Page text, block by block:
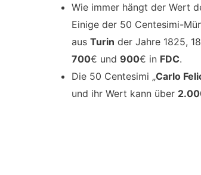
Wie immer hängt der Wert
Einige der 50 Centesimi-
aus Turin der Jahre 1825,
700€ und 900€ in FDC.
Die 50 Centesimi „Carlo
und ihr Wert kann über